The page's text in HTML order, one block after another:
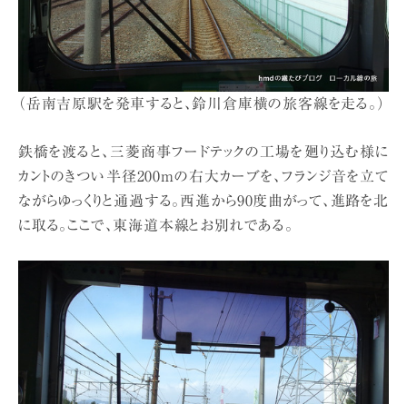
（岳南吉原駅を発車すると、鈴川倉庫横の旅客線を走る。）
鉄橋を渡ると、三菱商事フードテックの工場を廻り込む様に
カントのきつい半径200mの右大カーブを、フランジ音を立て
ながらゆっくりと通過する。西進から90度曲がって、進路を北
に取る。ここで、東海道本線とお別れである。